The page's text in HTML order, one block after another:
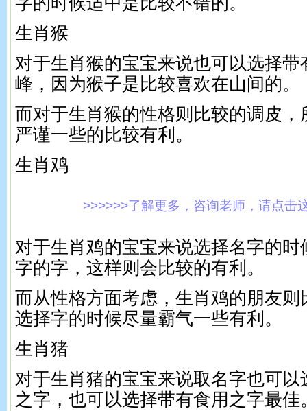
生肖猴
对于生肖猴的宝宝来说也可以选择
峰，因为猴子是比较喜欢在山间的。
而对于生肖猴的性格则比较的调皮，
严谨一些的比较有利。
生肖鸡
>>>>>>了解更多，咨询老师，请点击
对于生肖鸡的宝宝来说选择名字的
字的字，这样则会比较的有利。
而从性格方面考虑，生肖鸡的朋友则
选择字的时候尽量霸气一些有利。
生肖猪
对于生肖猪的宝宝来说取名字也可以
之字，也可以选择带有食用之字最佳